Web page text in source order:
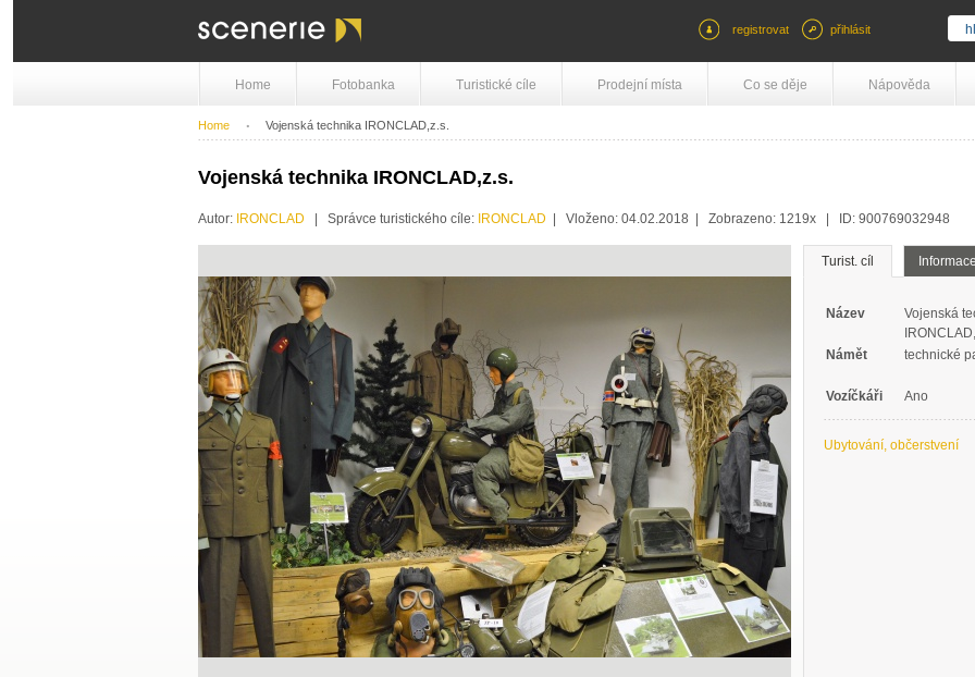
registrovat přihlásit
Home Fotobanka Turistické cíle Prodejní místa Co se děje Nápověda
Home Vojenská technika IRONCLAD,z.s.
Vojenská technika IRONCLAD,z.s.
Autor: IRONCLAD | Správce turistického cíle: IRONCLAD | Vloženo: 04.02.2018 | Zobrazeno: 1219x | ID: 900769032948
Název
Vojenská
Námět
technické
Vozíčkáři Ano
Ubytování, občerstvení
Turist. cíl